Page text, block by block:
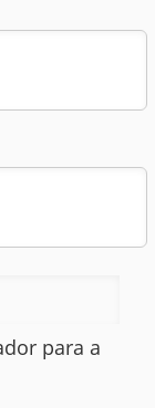
para a